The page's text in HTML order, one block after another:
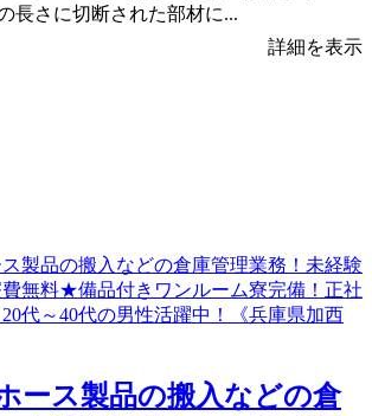
長さに切断された部材に...
詳細を表示
ース製品の搬入などの倉